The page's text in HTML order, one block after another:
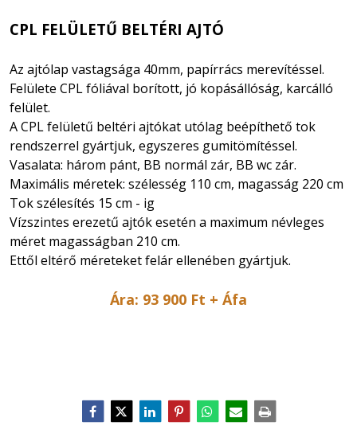
CPL FELÜLETŰ BELTÉRI AJTÓ
Az ajtólap vastagsága 40mm, papírrács merevítéssel.
Felülete CPL fóliával borított, jó kopásállóság, karcálló
felület.
A CPL felületű beltéri ajtókat utólag beépíthető tok
rendszerrel gyártjuk, egyszeres gumitömítéssel.
Vasalata: három pánt, BB normál zár, BB wc zár.
Maximális méretek: szélesség 110 cm, magasság 220 cm
Tok szélesítés 15 cm - ig
Vízszintes erezetű ajtók esetén a maximum névleges
méret magasságban 210 cm.
Ettől eltérő méreteket felár ellenében gyártjuk.
Ára: 93 900 Ft + Áfa